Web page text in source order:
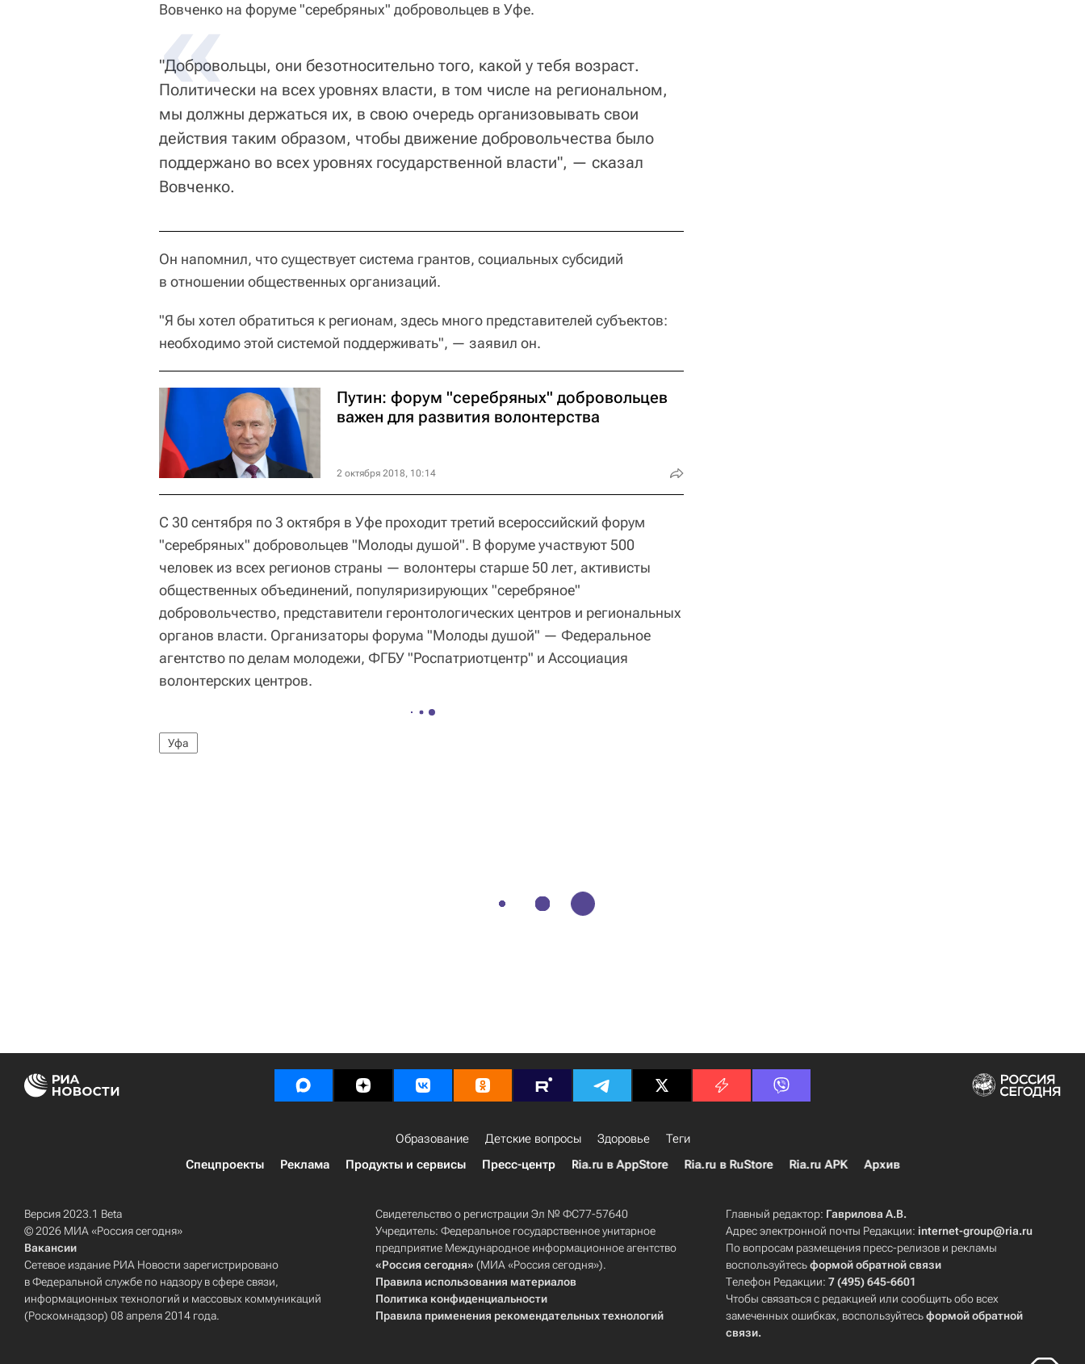
Вовченко на форуме "серебряных" добровольцев в Уфе.
"Добровольцы, они безотносительно того, какой у тебя возраст.
Политически на всех уровнях власти, в том числе на региональном,
мы должны держаться их, в свою очередь организовывать свои
действия таким образом, чтобы движение добровольчества было
поддержано во всех уровнях государственной власти", — сказал
Вовченко.
Он напомнил, что существует система грантов, социальных субсидий
в отношении общественных организаций.
"Я бы хотел обратиться к регионам, здесь много представителей субъектов:
необходимо этой системой поддерживать", — заявил он.
Путин: форум "серебряных" добровольцев
важен для развития волонтерства
2 октября 2018, 10:14
С 30 сентября по 3 октября в Уфе проходит третий всероссийский форум
"серебряных" добровольцев "Молоды душой". В форуме участвуют 500
человек из всех регионов страны — волонтеры старше 50 лет, активисты
общественных объединений, популяризирующих "серебряное"
добровольчество, представители геронтологических центров и региональных
органов власти. Организаторы форума "Молоды душой" — Федеральное
агентство по делам молодежи, ФГБУ "Роспатриотцентр" и Ассоциация
волонтерских центров.
Уфа
Образование Детские вопросы Здоровье
Теги
Спецпроекты
Реклама Продукты и сервисы Пресс-центр Ria.ru в AppStore Ria.ru в RuStore Ria.ru APK Архив
Версия 2023.1 Beta
© 2026 МИА «Россия сегодня»
Вакансии
Сетевое издание РИА Новости зарегистрировано
в Федеральной службе по надзору в сфере связи,
информационных технологий и массовых коммуникаций
(Роскомнадзор) 08 апреля 2014 года.
Свидетельство о регистрации Эл № ФС77-57640
Учредитель: Федеральное государственное унитарное
предприятие Международное информационное агентство
«Россия сегодня» (МИА «Россия сегодня»).
Правила использования материалов
Политика конфиденциальности
Правила применения рекомендательных технологий
Главный редактор: Гаврилова А.В.
Адрес электронной почты Редакции:internet-group@ria.ru
По вопросам размещения пресс-релизов и рекламы
воспользуйтесьформой обратной связи
Телефон Редакции:7 (495) 645-6601
Чтобы связаться с редакцией или сообщить обо всех
замеченных ошибках, воспользуйтесьформой обратной
связи.